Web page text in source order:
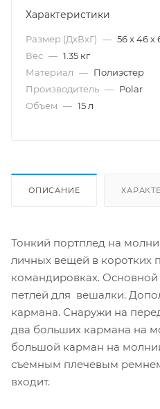
Характеристики
Размер (ДхВхГ) — 56 х 46 х
Вес — 1.35 кг
Материал — Полиэстер
Производитель — Polar
Объем — 15 л
ОПИСАНИЕ
Тонкий портплед на
личных вещей в коротких
командировках.
петлей для вешалки.
кармана. Снаружи на
два больших кармана на
большой карман на
съемным плечевым
входит.